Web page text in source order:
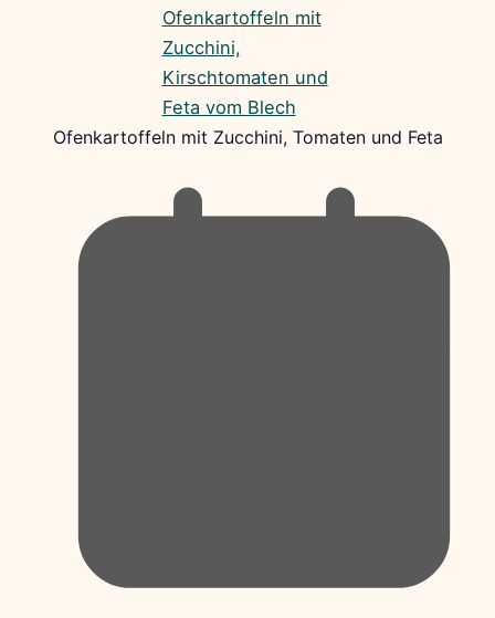
Ofenkartoffeln mit Zucchini, Tomaten und Feta